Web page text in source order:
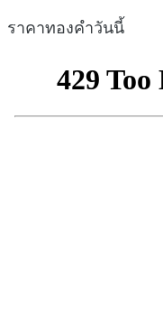
ราคาทองคำวันนี้